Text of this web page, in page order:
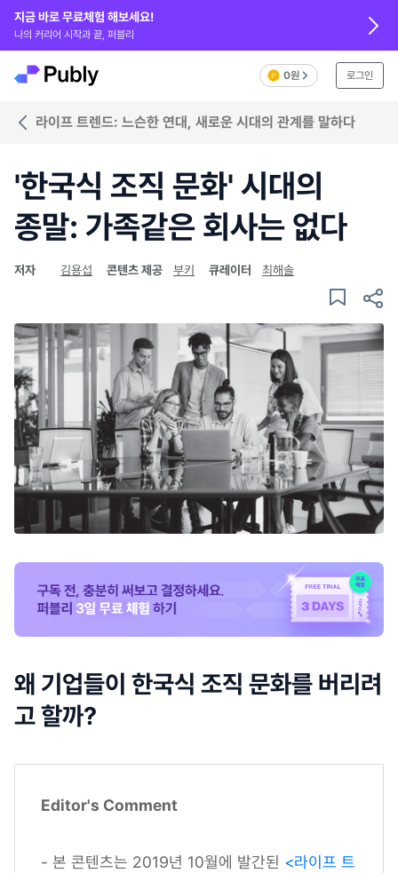
지금 바로 무료체험 해보세요!
나의 커리어 시작과 끝, 퍼블리
0원 로그인
라이프 트렌드: 느슨한 연대, 새로운 시대의 관계를 말하다
'한국식 조직 문화' 시대의
종말: 가족같은 회사는 없다
저자 김용섭 콘텐츠 제공 부키 큐레이터 최해솔
왜 기업들이 한국식 조직 문화를 버리려
고 할까?
Editor's Comment
- 본 콘텐츠는 2019년 10월에 발간된 <라이프 트